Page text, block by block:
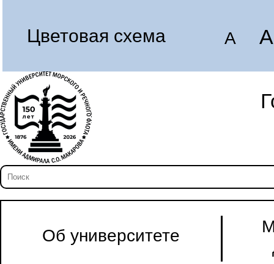
Цветовая схема A A
Об университете